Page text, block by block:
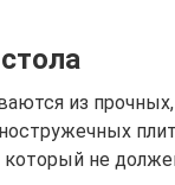
из
который не